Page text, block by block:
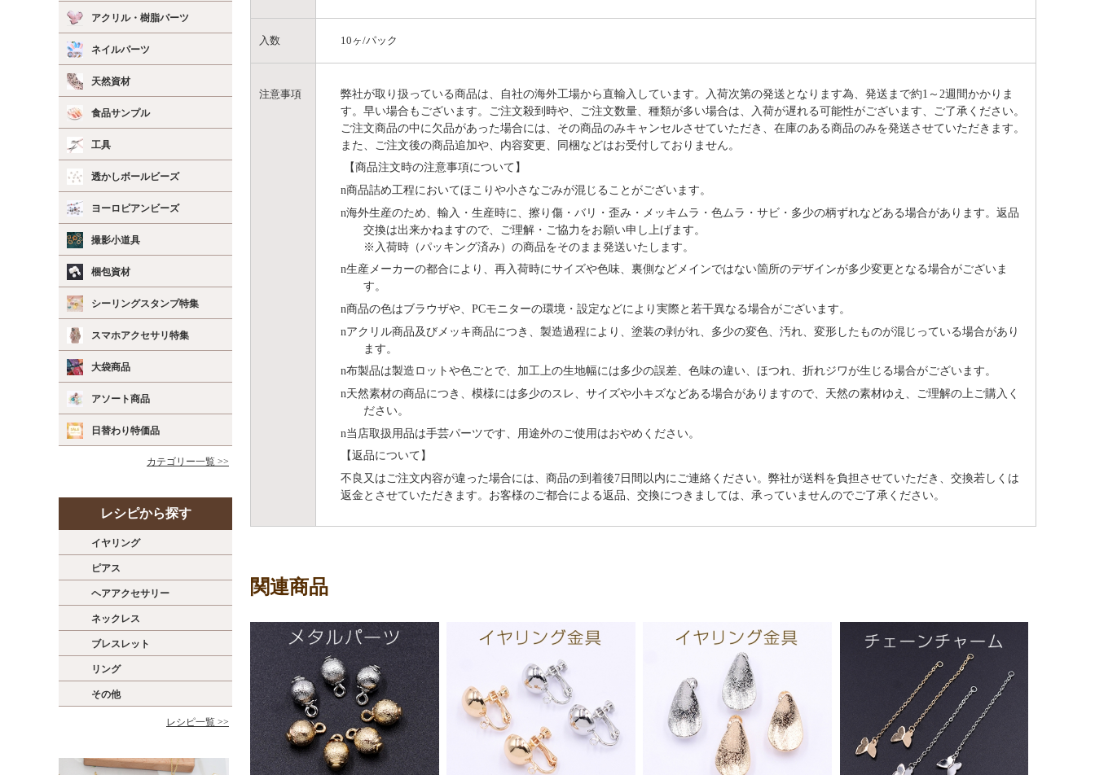
アクリル・樹脂パーツ
ネイルパーツ
天然資材
食品サンプル
工具
透かしボールビーズ
ヨーロピアンビーズ
撮影小道具
梱包資材
シーリングスタンプ特集
スマホアクセサリ特集
大袋商品
アソート商品
日替わり特価品
カテゴリー一覧 >>
レシピから探す
イヤリング
ピアス
ヘアアクセサリー
ネックレス
ブレスレット
リング
その他
レシピ一覧 >>
入数 10ヶ/パック
注意事項 弊社が取り扱っている商品は、自社の海外工場から直輸入しています。入荷次第の発送となります為、発送まで約1～2週間かかりま
す。早い場合もございます。ご注文殺到時や、ご注文数量、種類が多い場合は、入荷が遅れる可能性がございます、ご了承ください。
ご注文商品の中に欠品があった場合には、その商品のみキャンセルさせていただき、在庫のある商品のみを発送させていただきます。
また、ご注文後の商品追加や、内容変更、同梱などはお受付しておりません。
【商品注文時の注意事項について】
n商品詰め⼯程においてほこりや⼩さなごみが混じることがございます。
n海外⽣産のため、輸⼊・⽣産時に、擦り傷・バリ・歪み・メッキムラ・色ムラ・サビ・多少の柄ずれなどある場合があります。返品
交換は出来かねますので、ご理解・ご協⼒をお願い申し上げます。
※⼊荷時（パッキング済み）の商品をそのまま発送いたします。
n⽣産メーカーの都合により、再⼊荷時にサイズや⾊味、裏側などメインではない箇所のデザインが多少変更となる場合がございま
す。
n商品の⾊はブラウザや、PCモニターの環境・設定などにより実際と若⼲異なる場合がございます。
nアクリル商品及びメッキ商品につき、製造過程により、塗装の剥がれ、多少の変色、汚れ、変形したものが混じっている場合があり
ます。
n布製品は製造ロットや色ごとで、加工上の生地幅には多少の誤差、色味の違い、ほつれ、折れジワが生じる場合がございます。
n天然素材の商品につき、模様には多少のスレ、サイズや小キズなどある場合がありますので、天然の素材ゆえ、ご理解の上ご購入く
ださい。
n当店取扱用品は⼿芸パーツです、⽤途外のご使⽤はおやめください。
【返品について】
不良又はご注文内容が違った場合には、商品の到着後7日間以内にご連絡ください。弊社が送料を負担させていただき、交換若しくは
返金とさせていただきます。お客様のご都合による返品、交換につきましては、承っていませんのでご了承ください。
関連商品